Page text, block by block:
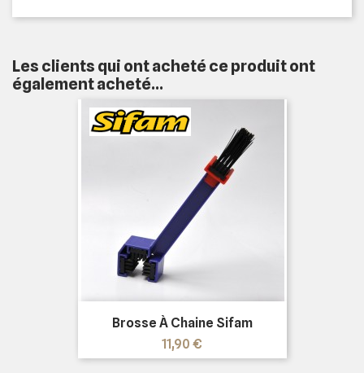
Les clients qui ont acheté ce produit ont
également acheté...
Brosse À Chaine Sifam
Prix
11,90 €